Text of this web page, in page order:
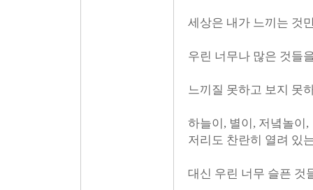
세상은 내가 느끼는 것
우린 너무나 많은 것들
느끼질 못하고 보지 못
하늘이, 별이, 저녘놀이
저리도 찬란히 열려 있
대신 우린 너무 슬픈 것